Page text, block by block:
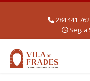
284 441 762
Seg. a